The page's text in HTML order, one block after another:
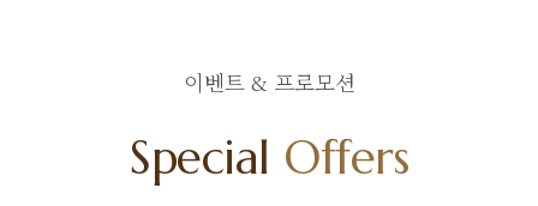
이벤트 & 프로모션
Special Offers